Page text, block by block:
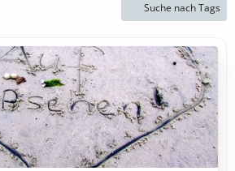
Suche nach Tags